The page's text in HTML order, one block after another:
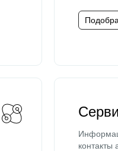
контакты